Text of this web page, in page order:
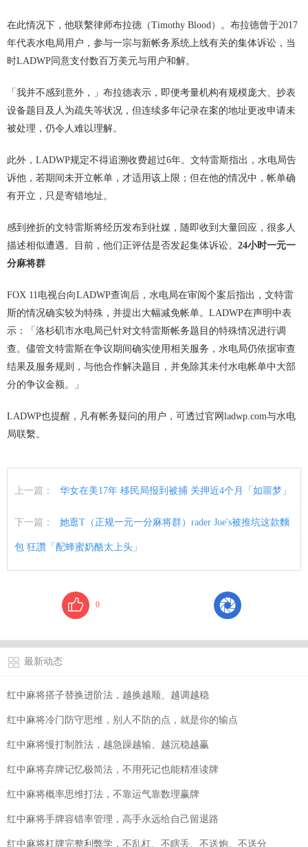
在此情况下，他联繫律师布拉德（Timothy Blood）。布拉德曾于2017
年代表水电局用户，参与一宗与新帐务系统上线有关的集体诉讼，当
时LADWP同意支付数百万美元与用户和解。
「我并不感到意外，」布拉德表示，即便考量机构有规模庞大、抄表
设备题目及人为疏失等状况，但连续多年记录在案的地址更改申请未
被处理，仍令人难以理解。
此外，LADWP规定不得追溯收费超过6年。文特雷斯指出，水电局告
诉他，若期间未开立帐单，才适用该上限；但在他的情况中，帐单确
有开立，只是寄错地址。
感到挫折的文特雷斯将经历发布到社媒，随即收到大量回应，很多人
描述相似遭遇。目前，他们正评估是否发起集体诉讼。 24小时一元一
分麻将群
FOX 11电视台向LADWP查询后，水电局在审阅个案后指出，文特雷
斯的情况确实较为特殊，并提出大幅减免帐单。LADWP在声明中表
示：「洛杉矶市水电局已针对文特雷斯帐务题目的特殊情况进行调
查。儘管文特雷斯在争议期间确实使用相关服务，水电局仍依据审查
结果及服务规则，与他合作解决题目，并免除其未付水电帐单中大部
分的争议金额。」
LADWP也提醒，凡有帐务疑问的用户，可透过官网ladwp.com与水电
局联繫。
上一篇： 华女在美17年 移民局报到被捕 关押近4个月「如噩梦」
下一篇： 她逛T（正规一元一分麻将群）rader Joe's被推坑这款麵
包 狂讚「配蜂蜜奶酪太上头」
0
最新动态
红中麻将搭子替换进阶法，越换越顺、越调越稳
红中麻将冷门防守思维，别人不防的点，就是你的输点
红中麻将慢打制胜法，越急躁越输、越沉稳越赢
红中麻将弃牌记忆极简法，不用死记也能精准读牌
红中麻将概率思维打法，不靠运气靠数理赢牌
红中麻将手牌容错率管理，高手永远给自己留退路
红中麻将杠牌完整利弊学，不乱杠、不瞎丢、不送炮、不送分